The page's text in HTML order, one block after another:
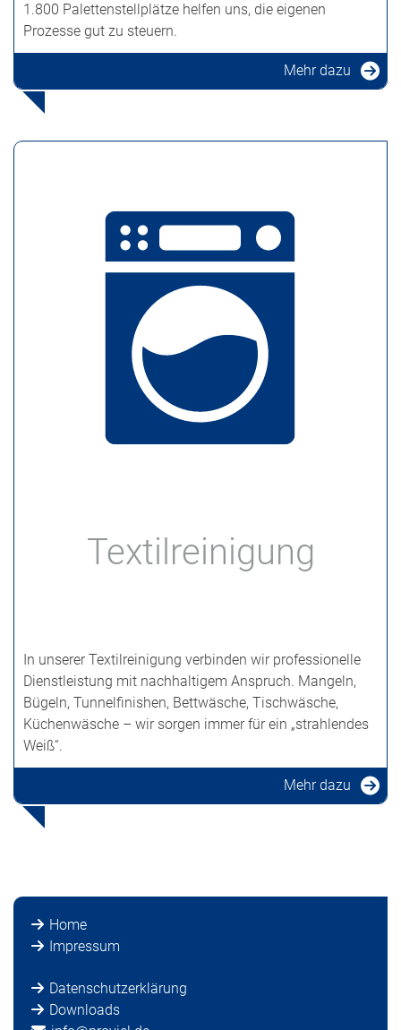
1.800 Palettenstellplätze helfen uns, die eigenen
Prozesse gut zu steuern.
Mehr dazu
Textilreinigung
In unserer Textilreinigung verbinden wir professionelle
Dienstleistung mit nachhaltigem Anspruch. Mangeln,
Bügeln, Tunnelfinishen, Bettwäsche, Tischwäsche,
Küchenwäsche – wir sorgen immer für ein „strahlendes
Weiß“.
Mehr dazu
Home
Impressum
Datenschutzerklärung
Downloads